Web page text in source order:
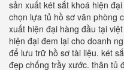
sản xuất két sắt khoá hiện
chọn lựa tủ hồ sơ văn phòng
xuất hiện đại hàng đầu tại
hiện đại đem lại cho doanh
để lưu trữ hồ sơ tài liệu. két
đẹp chống trầy xước. thân tủ